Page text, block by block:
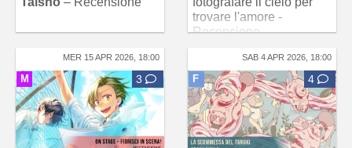
trovare l'amore -
Recensione
MER 15 APR 2026, 18:00
M 3
SAB 4 APR 2026, 18:00
F 4